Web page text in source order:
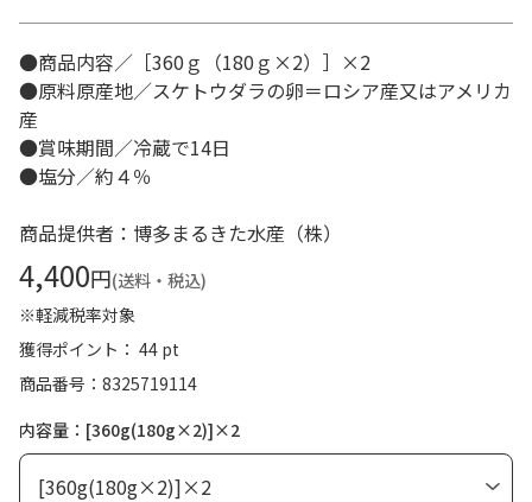
●商品内容／［360ｇ（180ｇ×2）］×2
●原料原産地／スケトウダラの卵＝ロシア産又はアメリカ
産
●賞味期間／冷蔵で14日
●塩分／約４％
商品提供者：博多まるきた水産（株）
4,400円(送料・税込)
※軽減税率対象
獲得ポイント： 44 pt
商品番号
8325719114
内容量：[360g(180g×2)]×2